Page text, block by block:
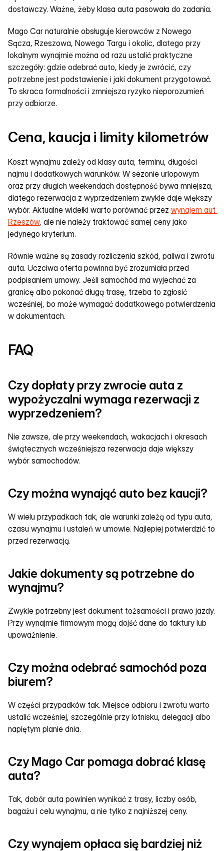
dostawczy. Ważne, żeby klasa auta pasowała do zadania.
Mago Car naturalnie obsługuje kierowców z Nowego
Sącza, Rzeszowa, Nowego Targu i okolic, dlatego przy
lokalnym wynajmie można od razu ustalić praktyczne
szczegóły: gdzie odebrać auto, kiedy je zwrócić, czy
potrzebne jest podstawienie i jaki dokument przygotować.
To skraca formalności i zmniejsza ryzyko nieporozumień
przy odbiorze.
Cena, kaucja i limity kilometrów
Koszt wynajmu zależy od klasy auta, terminu, długości
najmu i dodatkowych warunków. W sezonie urlopowym
oraz przy długich weekendach dostępność bywa mniejsza,
dlatego rezerwacja z wyprzedzeniem zwykle daje większy
wybór. Aktualne widełki warto porównać przez wynajem aut
Rzeszów, ale nie należy traktować samej ceny jako
jedynego kryterium.
Równie ważne są zasady rozliczenia szkód, paliwa i zwrotu
auta. Uczciwa oferta powinna być zrozumiała przed
podpisaniem umowy. Jeśli samochód ma wyjechać za
granicę albo pokonać długą trasę, trzeba to zgłosić
wcześniej, bo może wymagać dodatkowego potwierdzenia
w dokumentach.
FAQ
Czy dopłaty przy zwrocie auta z
wypożyczalni wymaga rezerwacji z
wyprzedzeniem?
Nie zawsze, ale przy weekendach, wakacjach i okresach
świątecznych wcześniejsza rezerwacja daje większy
wybór samochodów.
Czy można wynająć auto bez kaucji?
W wielu przypadkach tak, ale warunki zależą od typu auta,
czasu wynajmu i ustaleń w umowie. Najlepiej potwierdzić to
przed rezerwacją.
Jakie dokumenty są potrzebne do
wynajmu?
Zwykle potrzebny jest dokument tożsamości i prawo jazdy.
Przy wynajmie firmowym mogą dojść dane do faktury lub
upoważnienie.
Czy można odebrać samochód poza
biurem?
W części przypadków tak. Miejsce odbioru i zwrotu warto
ustalić wcześniej, szczególnie przy lotnisku, delegacji albo
napiętym planie dnia.
Czy Mago Car pomaga dobrać klasę
auta?
Tak, dobór auta powinien wynikać z trasy, liczby osób,
bagażu i celu wynajmu, a nie tylko z najniższej ceny.
Czy wynajem opłaca się bardziej niż